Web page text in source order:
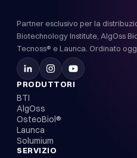
Partner esclusivo per la
Biotechnology Institute, AlgOss
Tecnoss® e Launca. Ordinato
PRODUTTORI
BTI
AlgOss
OsteoBiol®
Launca
Solumium
SERVIZIO